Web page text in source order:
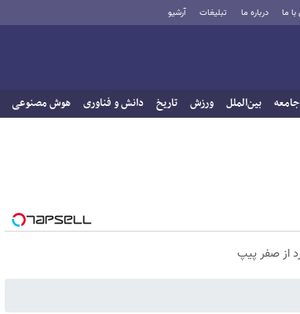
ما درباره ما تبلیغات آرشیو
جامعه بین‌الملل ورزش تاریخ دانش و فناوری هوش مصنوعی